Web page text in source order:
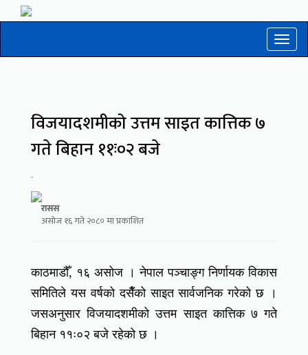
Toggle
विजयादशमीको उत्तम साइत कात्तिक ७
गते बिहान ११ः०२ बजे
-
रासस
असाेज १६ गते २०८० मा प्रकाशित
काठमाडौँ, १६ असोज । नेपाल पञ्चाङ्ग निर्णायक विकास
समितिले यस वर्षको दसैँको साइत सार्वजनिक गरेको छ ।
जसअनुसार विजयादशमीको उत्तम साइत कात्तिक ७ गते
बिहान ११ः०२ बजे रहेको छ ।